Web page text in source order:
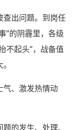
查出问题。到岗任
”的阴霾里，各级
不起头”，战备值
气、激发热情动
的发生、处理、